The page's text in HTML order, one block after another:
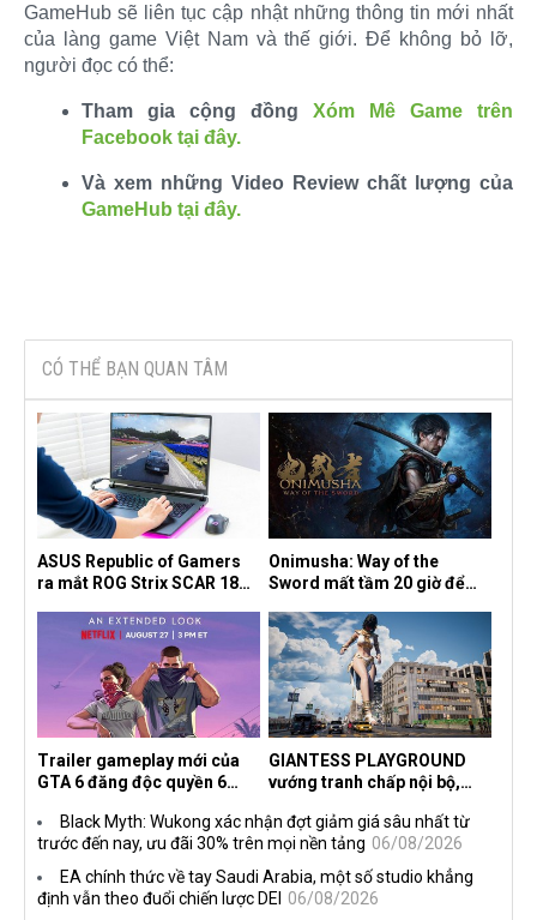
GameHub sẽ liên tục cập nhật những thông tin mới nhất
của làng game Việt Nam và thế giới. Để không bỏ lỡ,
người đọc có thể:​
Tham gia cộng đồng Xóm Mê Game trên
Facebook tại đây.
Và xem những Video Review chất lượng của
GameHub tại đây.
CÓ THỂ BẠN QUAN TÂM
ASUS Republic of Gamers
ra mắt ROG Strix SCAR 18
Onimusha: Way of the
Sword mất tầm 20 giờ để
dành cho newbie và lão làng
Trailer gameplay mới của
GTA 6 đăng độc quyền 6
đang quá tham?
GIANTESS PLAYGROUND
vướng tranh chấp nội bộ,
ngầm chiếm đoạt doanh thu
Black Myth: Wukong xác nhận đợt giảm giá sâu nhất từ
trước đến nay, ưu đãi 30% trên mọi nền tảng 06/08/2026
EA chính thức về tay Saudi Arabia, một số studio khẳng
định vẫn theo đuổi chiến lược DEI
06/08/2026